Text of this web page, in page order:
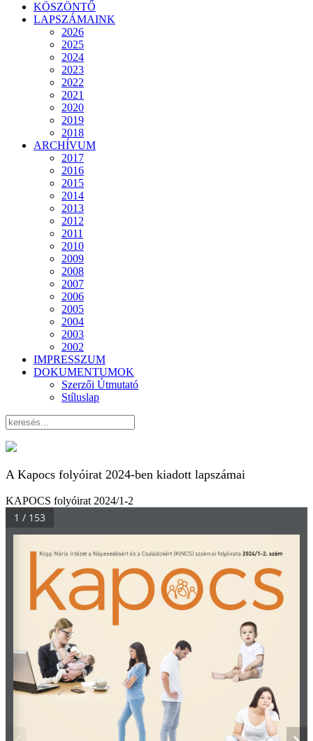
KÖSZÖNTŐ
LAPSZÁMAINK
2026
2025
2024
2023
2022
2021
2020
2019
2018
ARCHÍVUM
2017
2016
2015
2014
2013
2012
2011
2010
2009
2008
2007
2006
2005
2004
2003
2002
IMPRESSZUM
DOKUMENTUMOK
Szerzői Útmutató
Stíluslap
A Kapocs folyóirat 2024-ben kiadott lapszámai
KAPOCS folyóirat 2024/1-2